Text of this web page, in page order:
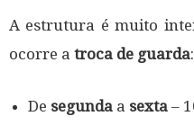
A estrutura é muito
ocorre a troca de guarda:
De segunda a sexta –